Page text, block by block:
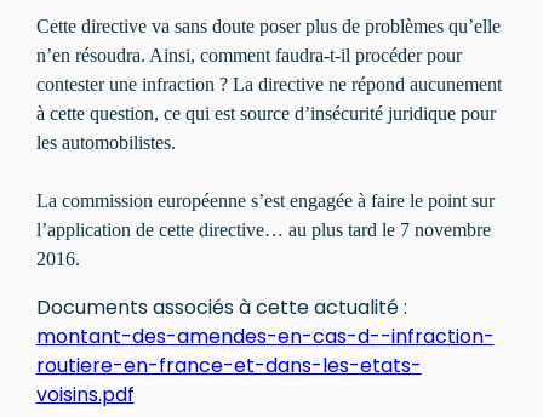
Cette directive va sans doute poser plus de problèmes qu’elle
n’en résoudra. Ainsi, comment faudra-t-il procéder pour
contester une infraction ? La directive ne répond aucunement
à cette question, ce qui est source d’insécurité juridique pour
les automobilistes.
La commission européenne s’est engagée à faire le point sur
l’application de cette directive… au plus tard le 7 novembre
2016.
Documents associés à cette actualité :
montant-des-amendes-en-cas-d--infraction-
routiere-en-france-et-dans-les-etats-
voisins.pdf